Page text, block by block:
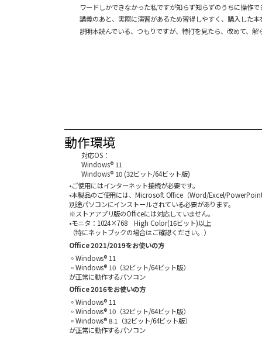
ワードしかできなかった私ですが知らず知らずのうちに操作
講義のあと、実際に演習があるため習得しやすく、購入した
説明本読んでいる、つもりですが、特打を見たら、改めて、
動作環境
対応OS：
Windows® 11
Windows® 10 (32ビット/64ビット版)
•ご使用にはインターネット接続が必要です。
•本製品のご使用には、Microsoft Office（Word/Excel/
別途パソコンにインストールされている必要があります。
※ストアアプリ版のOfficeには対応していません。
•モニタ：1024×768 High Color(16ビット)以上
（特にネットブックの場合はご確認ください。）
Office 2021/2019をお使いの方
◦Windows® 11
◦Windows® 10（32ビット/64ビット版）
が正常に動作するパソコン
Office 2016をお使いの方
◦Windows® 11
◦Windows® 10（32ビット/64ビット版）
◦Windows® 8.1（32ビット/64ビット版）
が正常に動作するパソコン